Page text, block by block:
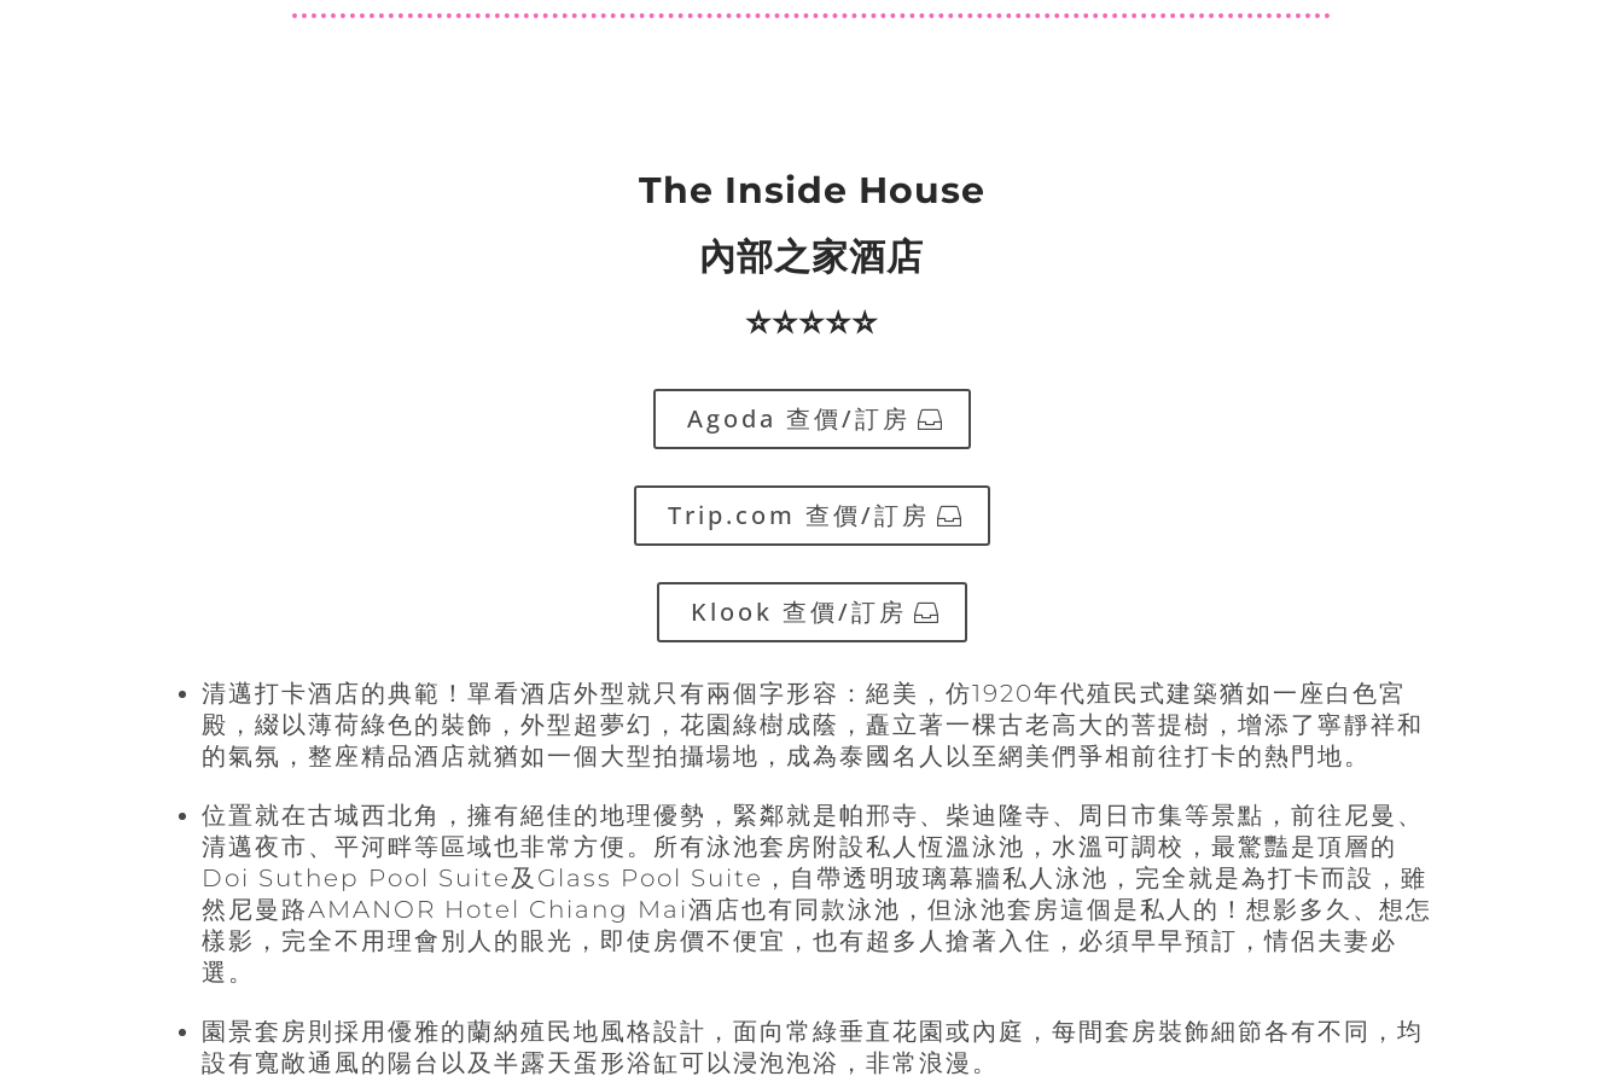
The Inside House
內部之家酒店
⭐️⭐️⭐️⭐️⭐️
Agoda 查價/訂房
Trip.com 查價/訂房
Klook 查價/訂房
清邁打卡酒店的典範！單看酒店外型就只有兩個字形容：絕美，仿1920年代殖民式建築猶如一座白色宮
殿，綴以薄荷綠色的裝飾，外型超夢幻，花園綠樹成蔭，矗立著一棵古老高大的菩提樹，增添了寧靜祥和
的氣氛，整座精品酒店就猶如一個大型拍攝場地，成為泰國名人以至網美們爭相前往打卡的熱門地。
位置就在古城西北角，擁有絕佳的地理優勢，緊鄰就是帕邢寺、柴迪隆寺、周日市集等景點，前往尼曼、
清邁夜市、平河畔等區域也非常方便。所有泳池套房附設私人恆溫泳池，水溫可調校，最驚豔是頂層的
Doi Suthep Pool Suite及 Glass Pool Suite ，自帶透明玻璃幕牆私人泳池，完全就是為打卡而設，雖
然尼曼路AMANOR Hotel Chiang Mai酒店也有同款泳池，但泳池套房這個是私人的！想影多久、想怎
樣影，完全不用理會別人的眼光，即使房價不便宜，也有超多人搶著入住，必須早早預訂，情侶夫妻必
選。
園景套房則採用優雅的蘭納殖民地風格設計，面向常綠垂直花園或內庭，每間套房裝飾細節各有不同，均
設有寬敞通風的陽台以及半露天蛋形浴缸可以浸泡泡浴，非常浪漫。